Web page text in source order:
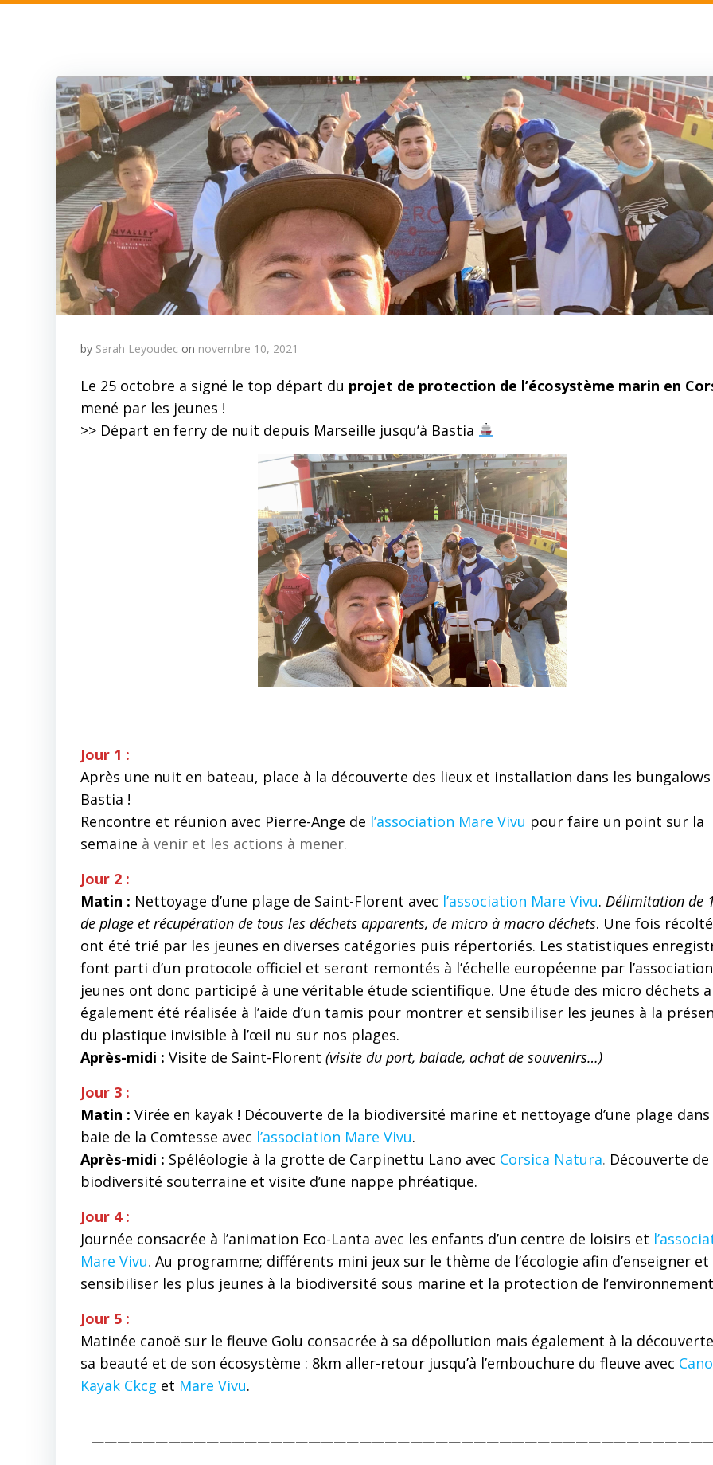
by Sarah Leyoudec on novembre 10, 2021
Le 25 octobre a signé le top départ du projet de protection de l’écosystème marin en
mené par les jeunes !
>> Départ en ferry de nuit depuis Marseille jusqu’à Bastia
Jour 1 :
Après une nuit en bateau, place à la découverte des lieux et installation dans les bungalows
Bastia !
Rencontre et réunion avec Pierre-Ange de l’association Mare Vivu pour faire un point sur la
semaine à venir et les actions à mener.
Jour 2 :
Matin : Nettoyage d’une plage de Saint-Florent avec l’association Mare Vivu. Délimitation de
de plage et récupération de tous les déchets apparents, de micro à macro déchets. Une fois
ont été trié par les jeunes en diverses catégories puis répertoriés. Les statistiques
font parti d’un protocole officiel et seront remontés à l’échelle européenne par
jeunes ont donc participé à une véritable étude scientifique. Une étude des micro déchets a
également été réalisée à l’aide d’un tamis pour montrer et sensibiliser les jeunes à la
du plastique invisible à l’œil nu sur nos plages.
Après-midi : Visite de Saint-Florent (visite du port, balade, achat de souvenirs…)
Jour 3 :
Matin : Virée en kayak ! Découverte de la biodiversité marine et nettoyage d’une plage
baie de la Comtesse avec l’association Mare Vivu.
Après-midi : Spéléologie à la grotte de Carpinettu Lano avec Corsica Natura. Découverte de
biodiversité souterraine et visite d’une nappe phréatique.
Jour 4 :
Journée consacrée à l’animation Eco-Lanta avec les enfants d’un centre de loisirs et
Mare Vivu. Au programme; différents mini jeux sur le thème de l’écologie afin d’enseigner et
sensibiliser les plus jeunes à la biodiversité sous marine et la protection de
Jour 5 :
Matinée canoë sur le fleuve Golu consacrée à sa dépollution mais également à la
sa beauté et de son écosystème : 8km aller-retour jusqu’à l’embouchure du fleuve avec
Kayak Ckcg et Mare Vivu.